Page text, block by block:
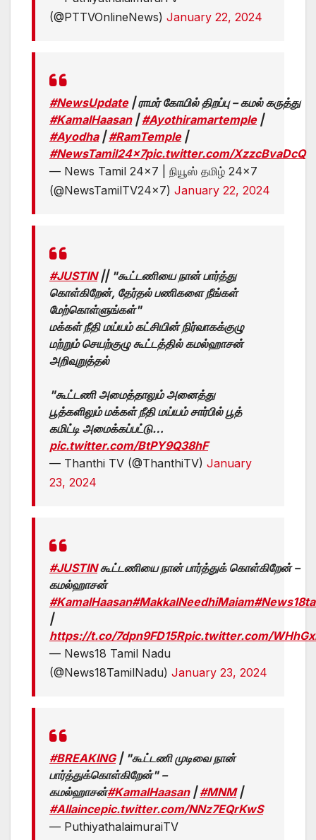
(@PTTVOnlineNews) January 22, 2024
#NewsUpdate| ராமர் கோயில் திறப்பு – கமல் கருத்து
#KamalHaasan|#Ayothiramartemple|
#Ayodha|#RamTemple|
#NewsTamil24x7pic.twitter.com/XzzcBvaDcQ
— News Tamil 24×7 | நியூஸ் தமிழ் 24×7
(@NewsTamilTV24x7) January 22, 2024
#JUSTIN|| "கூட்டணியை நான் பார்த்து
கொள்கிறேன், தேர்தல் பணிகளை நீங்கள்
மேற்கொள்ளுங்கள்"
மக்கள் நீதி மய்யம் கட்சியின் நிர்வாகக்குழு
மற்றும் செயற்குழு கூட்டத்தில் கமல்ஹாசன்
அறிவுறுத்தல்
"கூட்டணி அமைத்தாலும் அனைத்து
பூத்களிலும் மக்கள் நீதி மய்யம் சார்பில் பூத்
கமிட்டி அமைக்கப்பட்டு…
pic.twitter.com/BtPY9Q38hF
— Thanthi TV (@ThanthiTV) January
23, 2024
#JUSTINகூட்டணியை நான் பார்த்துக் கொள்கிறேன் –
கமல்ஹாசன்
#KamalHaasan#MakkalNeedhiMaiam
|
https://t.co/7dpn9FD15Rpic.twitter.com/
— News18 Tamil Nadu
(@News18TamilNadu) January 23, 2024
#BREAKING| "கூட்டணி முடிவை நான்
பார்த்துக்கொள்கிறேன்" –
கமல்ஹாசன்#KamalHaasan|#MNM|
#Allaincepic.twitter.com/NNz7EQrKwS
— PuthiyathalaimuraiTV